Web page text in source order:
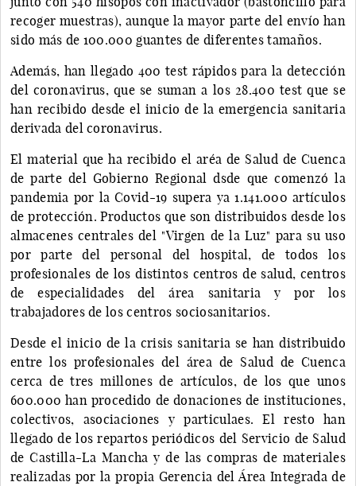
recoger muestras), aunque la mayor parte del envío han
sido más de 100.000 guantes de diferentes tamaños.
Además, han llegado 400 test rápidos para la detección
del coronavirus, que se suman a los 28.400 test que se
han recibido desde el inicio de la emergencia sanitaria
derivada del coronavirus.
El material que ha recibido el aréa de Salud de Cuenca
de parte del Gobierno Regional dsde que comenzó la
pandemia por la Covid-19 supera ya 1.141.000 artículos
de protección. Productos que son distribuidos desde los
almacenes centrales del "Virgen de la Luz" para su uso
por parte del personal del hospital, de todos los
profesionales de los distintos centros de salud, centros
de especialidades del área sanitaria y por los
trabajadores de los centros sociosanitarios.
Desde el inicio de la crisis sanitaria se han distribuido
entre los profesionales del área de Salud de Cuenca
cerca de tres millones de artículos, de los que unos
600.000 han procedido de donaciones de instituciones,
colectivos, asociaciones y particulaes. El resto han
llegado de los repartos periódicos del Servicio de Salud
de Castilla-La Mancha y de las compras de materiales
realizadas por la propia Gerencia del Área Integrada de